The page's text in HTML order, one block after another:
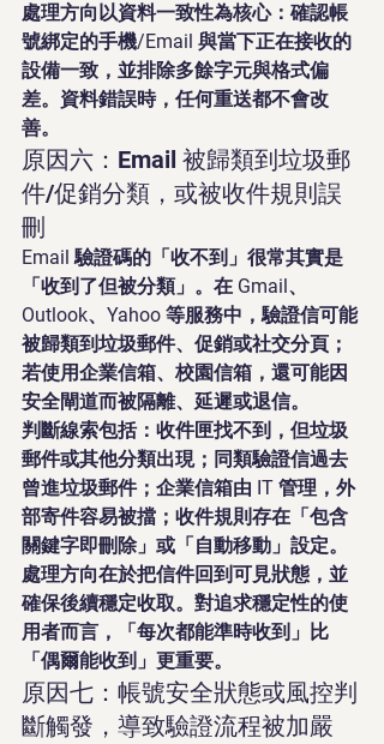
處理方向以資料一致性為核心：確認帳
號綁定的手機/Email 與當下正在接收的
設備一致，並排除多餘字元與格式偏
差。資料錯誤時，任何重送都不會改
善。
原因六：Email 被歸類到垃圾郵
件/促銷分類，或被收件規則誤
刪
Email 驗證碼的「收不到」很常其實是
「收到了但被分類」。在 Gmail、
Outlook、Yahoo 等服務中，驗證信可能
被歸類到垃圾郵件、促銷或社交分頁；
若使用企業信箱、校園信箱，還可能因
安全閘道而被隔離、延遲或退信。
判斷線索包括：收件匣找不到，但垃圾
郵件或其他分類出現；同類驗證信過去
曾進垃圾郵件；企業信箱由 IT 管理，外
部寄件容易被擋；收件規則存在「包含
關鍵字即刪除」或「自動移動」設定。
處理方向在於把信件回到可見狀態，並
確保後續穩定收取。對追求穩定性的使
用者而言，「每次都能準時收到」比
「偶爾能收到」更重要。
原因七：帳號安全狀態或風控判
斷觸發，導致驗證流程被加嚴